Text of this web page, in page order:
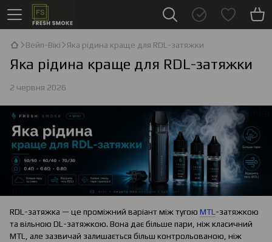
Вейп-Вікі Яка рідина краще для RDL-затяжки
Яка рідина краще для RDL-затяжки
2 червня 2026
RDL-затяжка — це проміжний варіант між тугою MTL-затяжкою
та вільною DL-затяжкою. Вона дає більше пари, ніж класичний
MTL, але зазвичай залишається більш контрольованою, ніж